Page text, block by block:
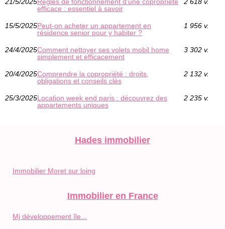
efficace : essentiel à savoir
15/5/2025Peut-on acheter un appartement en
résidence senior pour y habiter ?
1 956 v.
24/4/2025Comment nettoyer ses volets mobil home
simplement et efficacement
3 302 v.
20/4/2025Comprendre la copropriété : droits,
obligations et conseils clés
2 132 v.
25/3/2025Location week end paris : découvrez des
appartements uniques
2 235 v.
Hades immobilier
Immobilier Moret sur loing
Immobilier en France
Mj développement île...